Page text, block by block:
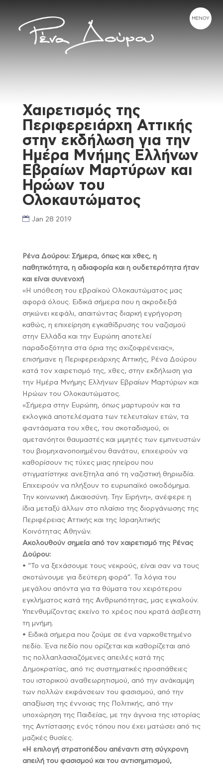
Χαιρετισμός της
Περιφερειάρχη Αττικής
στην εκδήλωση για την
Ημέρα Μνήμης Ελλήνων
Εβραίων Μαρτύρων και
Ηρώων του
Ολοκαυτώματος
Jan 28 2019
Ρένα Δούρου: Σήμερα, όπως και χθες, η
παθητικότητα, η αδιαφορία και η ουδετερότητα ήταν
και είναι συνενοχή
«Η υπόθεση του εβραϊκού Ολοκαυτώματος μας
αφορά όλους. Ειδικά σήμερα που η ακροδεξιά
σηκώνει κεφάλι, απαιτώντας διαρκή εγρήγορση
καθώς, η επιχείρηση εγκαθίδρυσης του ναζισμού
στην Ελλάδα και την Ευρώπη αποτελεί
παραδοξότητα στα όρια της σχιζοφρένειας»,
επισήμανε η Περιφερειάρχης Αττικής, Ρένα Δούρου
κατά τον χαιρετισμό της, χθες, στην εκδήλωση για
την Ημέρα Μνήμης Ελλήνων Εβραίων Μαρτύρων και
Ηρώων του Ολοκαυτώματος.
«Σήμερα στην Ευρώπη, όπως μαρτυρούν και τα
εκλογικά αποτελέσματα των τελευταίων ετών, τα
φαντάσματα του χθες, του σκοταδισμού, οι
αμετανόητοι θαυμαστές και μιμητές των εμπνευστών
του βιομηχανοποιημένου θανάτου, επιχειρούν να
καθορίσουν τις τύχες μιας ηπείρου που
στιγματίστηκε ανεξίτηλα από τη ναζιστική θηριωδία.
Επιχειρούν να πλήξουν το ευρωπαϊκό οικοδόμημα.
Την κοινωνική Δικαιοσύνη. Την Ειρήνη», ανέφερε η
ίδια μεταξύ άλλων στο πλαίσιο της διοργάνωσης της
Περιφέρειας Αττικής και της Ισραηλιτικής
Κοινότητας Αθηνών.
Ακολουθούν σημεία από τον χαιρετισμό της Ρένας
Δούρου:
• “Το να ξεχάσουμε τους νεκρούς, είναι σαν να τους
σκοτώνουμε για δεύτερη φορά”. Τα λόγια του
μεγάλου απόντα για τα θύματα του χειρότερου
εγκλήματος κατά της Ανθρωπότητας, μας εγκαλούν.
Υπενθυμίζοντας εκείνο το χρέος που κρατά άσβεστη
τη μνήμη.
• Ειδικά σήμερα που ζούμε σε ένα ναρκοθετημένο
πεδίο. Ένα πεδίο που ορίζεται και καθορίζεται από
τις πολλαπλασιαζόμενες απειλές κατά της
Δημοκρατίας, από τις συστηματικές προσπάθειες
του ιστορικού αναθεωρητισμού, από την ανάκαμψη
των πολλών εκφάνσεων του φασισμού, από την
απαξίωση της έννοιας της Πολιτικής, από την
υποχώρηση της Παιδείας, με την άγνοια της ιστορίας
της Αντίστασης ενός τόπου που έχει ματώσει από τις
μαζικές θυσίες.
«Η επιλογή στρατοπέδου απέναντι στη σύγχρονη
απειλή του φασισμού και του αντισημιτισμού,